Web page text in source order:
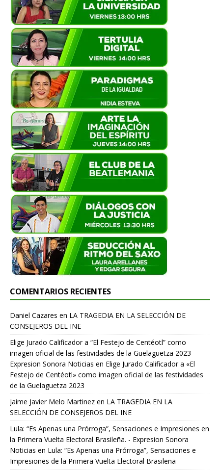
COMENTARIOS RECIENTES
Daniel Cazares en LA TRAGEDIA EN LA SELECCIÓN DE
CONSEJEROS DEL INE
Elige Jurado Calificador a “El Festejo de Centéotl” como
imagen oficial de las festividades de la Guelaguetza 2023 -
Expresion Sonora Noticias en Elige Jurado Calificador a «El
Festejo de Centéotl» como imagen oficial de las festividades
de la Guelaguetza 2023
Jaime Javier Melo Martinez en LA TRAGEDIA EN LA
SELECCIÓN DE CONSEJEROS DEL INE
Lula: “Es Apenas una Prórroga”, Sensaciones e Impresiones en
la Primera Vuelta Electoral Brasileña. - Expresion Sonora
Noticias en Lula: “Es Apenas una Prórroga”, Sensaciones e
Impresiones de la Primera Vuelta Electoral Brasileña